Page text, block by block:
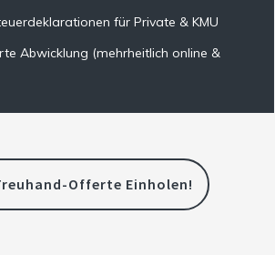
für Private & KMU
Abwicklung (mehrheitlich online &
Offerte Einholen!